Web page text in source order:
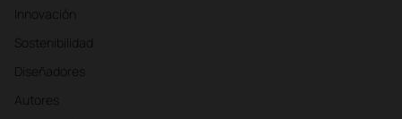
Innovación
Sostenibilidad
Diseñadores
Autores